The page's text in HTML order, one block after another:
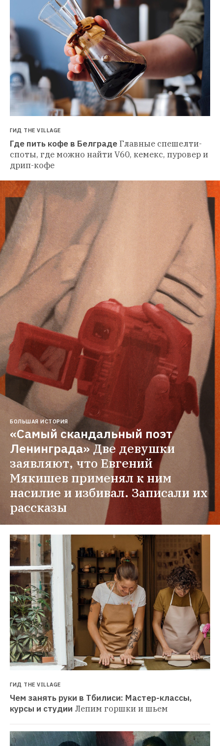
ГИД THE VILLAGE
Где пить кофе в БелградеГлавные спешелти-
споты, где можно найти V60, кемекс, пуровер и
дрип-кофе
БОЛЬШАЯ ИСТОРИЯ
«Самый скандальный поэт
Ленинграда»Две девушки
заявляют, что Евгений
Мякишев применял к ним
насилие и избивал. Записали их
рассказы
ГИД THE VILLAGE
Чем занять руки в Тбилиси: Мастер-классы,
курсы и студии Лепим горшки и шьем